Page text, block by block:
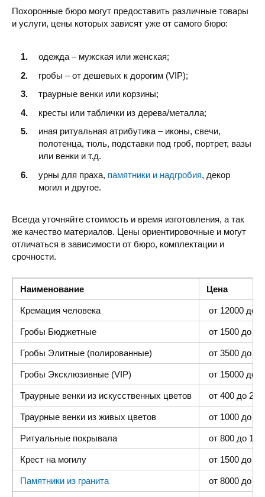
Похоронные бюро могут предоставить различные товары
и услуги, цены которых зависят уже от самого бюро:
одежда – мужская или женская;
гробы – от дешевых к дорогим (VIP);
траурные венки или корзины;
кресты или таблички из дерева/металла;
иная ритуальная атрибутика – иконы, свечи,
полотенца, тюль, подставки под гроб, портрет, вазы
или венки и т.д.
урны для праха, памятники и надгробия, декор
могил и другое.
Всегда уточняйте стоимость и время изготовления, а так
же качество материалов. Цены ориентировочные и могут
отличаться в зависимости от бюро, комплектации и
срочности.
Наименование Цена
Кремация человека от 12000 до
Гробы Бюджетные от 1500 до
Гробы Элитные (полированные) от 3500 до
Гробы Эксклюзивные (VIP) от 15000 до
Траурные венки из искусственных цветов от 400 до
Траурные венки из живых цветов от 1000 до
Ритуальные покрывала от 800 до
Крест на могилу от 1500 до
Памятники из гранита от 8000 до 25